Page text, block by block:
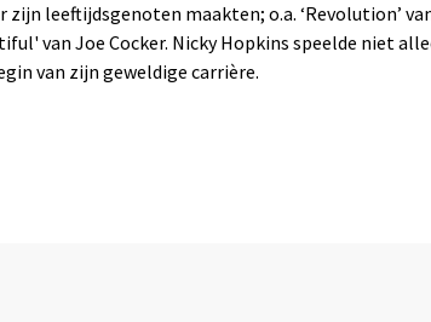
leeftijdsgenoten maakten; o.a. ‘Revolution’ van
van Joe Cocker. Nicky Hopkins speelde niet
van zijn geweldige carrière.